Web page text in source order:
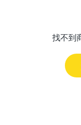
找不到